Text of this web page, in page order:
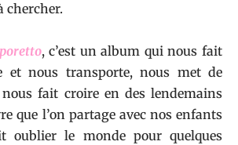
chercher.
, c’est un album qui nous fait
et nous transporte, nous met de
fait croire en des lendemains
que l’on partage avec nos enfants
oublier le monde pour quelques